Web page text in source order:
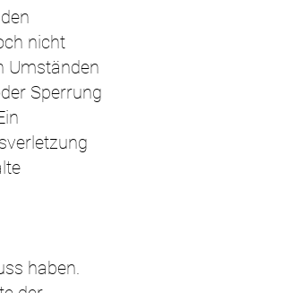
nicht
Umständen
Sperrung
haben.